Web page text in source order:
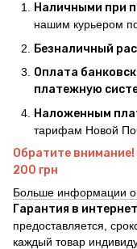
Наличными при
нашим курьером
Безналичный
Оплата
платежную
Наложенным
тарифам Новой
Обратите
200 грн
Больше информации
Гарантия в
предоставляется,
каждый товар